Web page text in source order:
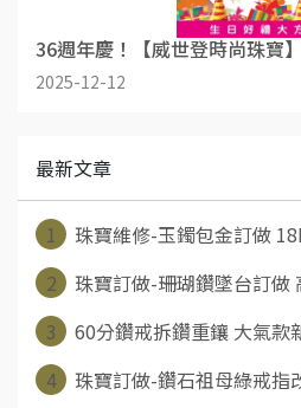
36週年慶！【威世登時尚珠寶
2025-12-12
最新文章
1
珠寶維修-玉鐲包金訂做
2
珠寶訂做-珊瑚鑽墜台訂
3
60分鑽戒拆鑽重鑲 大氣款
4
珠寶訂做-鑽石祖母綠戒